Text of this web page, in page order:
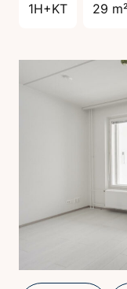
1H+KT 29 m²